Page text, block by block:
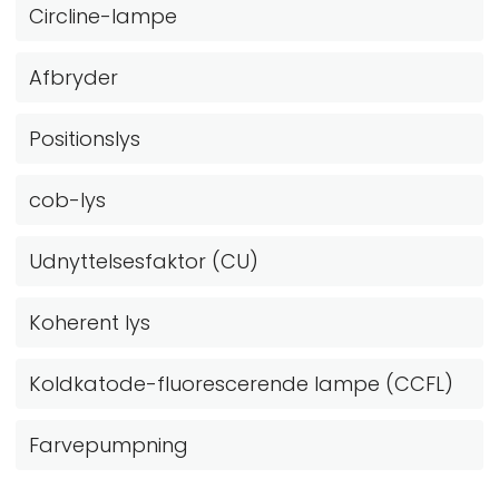
Circline-lampe
Afbryder
Positionslys
cob-lys
Udnyttelsesfaktor (CU)
Koherent lys
Koldkatode-fluorescerende lampe (CCFL)
Farvepumpning